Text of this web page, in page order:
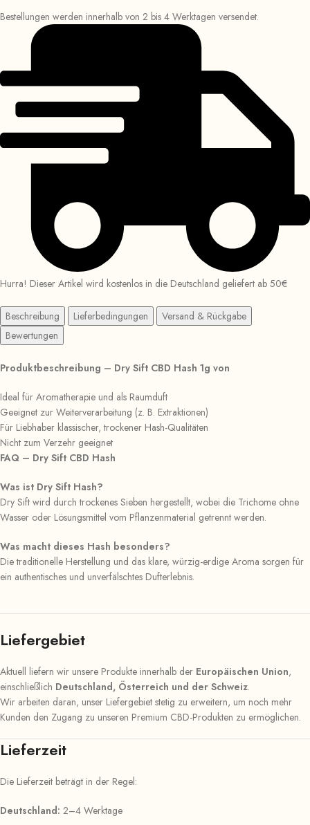
Bestellungen werden innerhalb von 2 bis 4 Werktagen versendet.
Hurra! Dieser Artikel wird kostenlos in die Deutschland geliefert ab 50€
Beschreibung Lieferbedingungen
Versand & Rückgabe
Bewertungen
Produktbeschreibung – Dry Sift CBD Hash 1g von
Ideal für Aromatherapie und als Raumduft
Geeignet zur Weiterverarbeitung (z. B. Extraktionen)
Für Liebhaber klassischer, trockener Hash-Qualitäten
Nicht zum Verzehr geeignet
FAQ – Dry Sift CBD Hash
Was ist Dry Sift Hash?
Dry Sift wird durch trockenes Sieben hergestellt, wobei die Trichome ohne
Wasser oder Lösungsmittel vom Pflanzenmaterial getrennt werden.
Was macht dieses Hash besonders?
Die traditionelle Herstellung und das klare, würzig-erdige Aroma sorgen für
ein authentisches und unverfälschtes Dufterlebnis.
Liefergebiet
Aktuell liefern wir unsere Produkte innerhalb der Europäischen Union,
einschließlich Deutschland, Österreich und der Schweiz.
Wir arbeiten daran, unser Liefergebiet stetig zu erweitern, um noch mehr
Kunden den Zugang zu unseren Premium CBD-Produkten zu ermöglichen.
Lieferzeit
Die Lieferzeit beträgt in der Regel:
Deutschland: 2–4 Werktage